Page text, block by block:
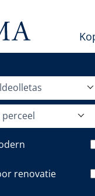
perceel
renovatie